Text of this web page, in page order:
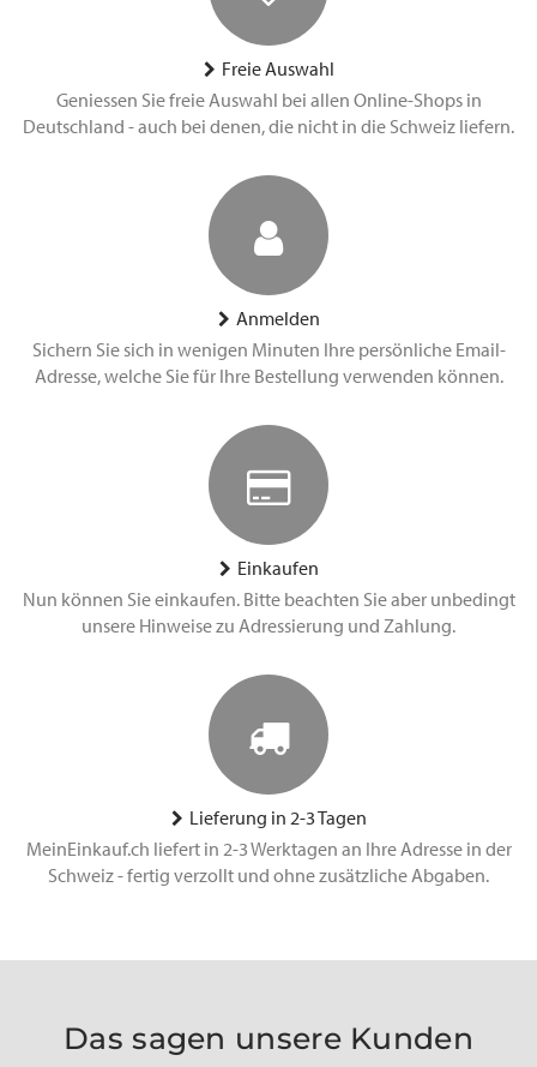
Freie Auswahl
Geniessen Sie freie Auswahl bei allen Online-Shops in
Deutschland - auch bei denen, die nicht in die Schweiz liefern.
Anmelden
Sichern Sie sich in wenigen Minuten Ihre persönliche Email-
Adresse, welche Sie für Ihre Bestellung verwenden können.
Einkaufen
Nun können Sie einkaufen. Bitte beachten Sie aber unbedingt
unsere Hinweise zu Adressierung und Zahlung.
Lieferung in 2-3 Tagen
MeinEinkauf.ch liefert in 2-3 Werktagen an Ihre Adresse in der
Schweiz - fertig verzollt und ohne zusätzliche Abgaben.
Das sagen unsere Kunden